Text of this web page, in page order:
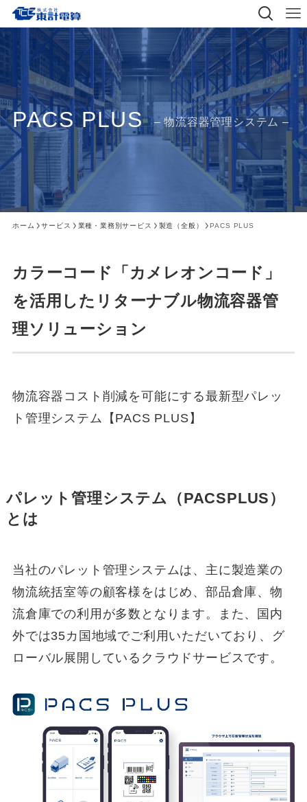
PACS PLUS – 物流容器管理システム –
ホーム サービス 業種・業務別サービス 製造（全般） PACS PLUS
カラーコード「カメレオンコード」
を活用した リターナブル物流容器管
理ソリューション
物流容器コスト削減を可能にする最新型パレッ
ト管理システム【PACS PLUS】
パレット管理システム（PACSPLUS）
とは
当社のパレット管理システムは、主に製造業の
物流統括室等の顧客様をはじめ、部品倉庫、物
流倉庫での利用が多数となります。また、国内
外では35カ国地域でご利用いただいており、グ
ローバル展開しているクラウドサービスです。